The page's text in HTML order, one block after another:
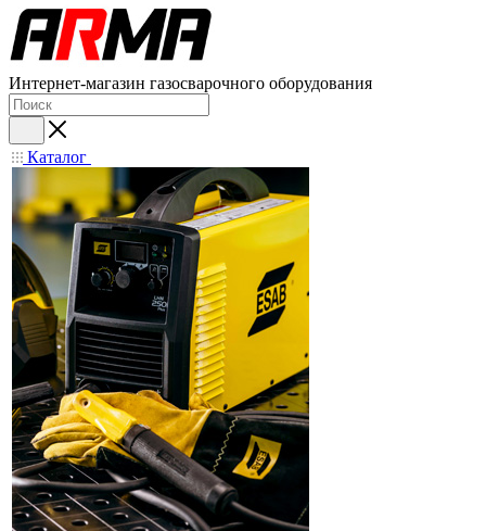
Интернет-магазин газосварочного оборудования
Каталог